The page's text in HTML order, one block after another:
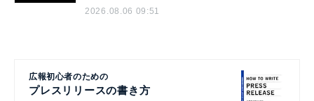
2026.08.06 09:51
広報初心者のための
プレスリリースの書き方